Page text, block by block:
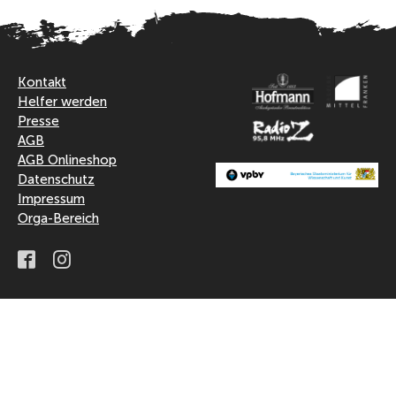
Kontakt
Helfer werden
Presse
AGB
AGB Onlineshop
Datenschutz
Impressum
Orga-Bereich